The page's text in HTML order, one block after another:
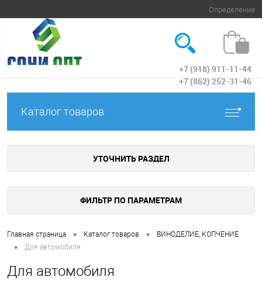
Определение
+7 (918) 911-11-44
+7 (862) 252-31-46
Каталог товаров
УТОЧНИТЬ РАЗДЕЛ
ФИЛЬТР ПО ПАРАМЕТРАМ
Главная страница • Каталог товаров • ВИНОДЕЛИЕ, КОПЧЕНИЕ
• Для автомобиля
Для автомобиля